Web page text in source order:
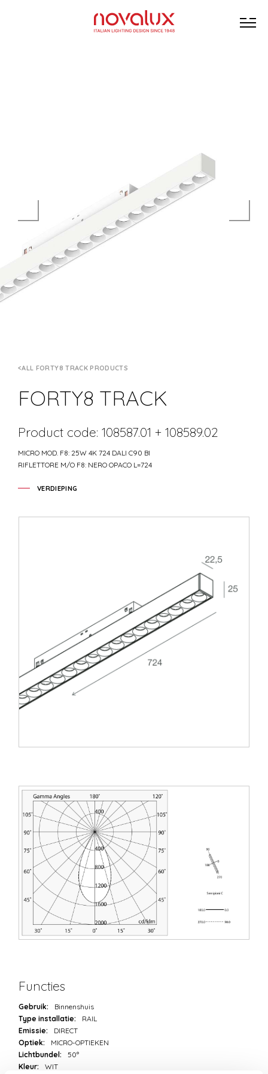
ALL FORTY8 TRACK PRODUCTS
FORTY8 TRACK
Product code: 108587.01 + 108589.02
MICRO MOD. F8: 25W 4K 724 DALI C90 BI
RIFLETTORE M/O F8: NERO OPACO L=724
VERDIEPING
Functies
Gebruik:
Binnenshuis
Type installatie:
RAIL
Emissie:
DIRECT
Optiek:
MICRO-OPTIEKEN
Lichtbundel:
50°
Kleur:
WIT